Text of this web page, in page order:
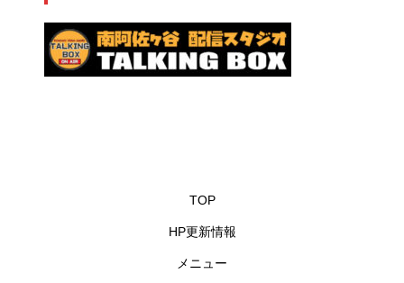
TOP
HP更新情報
メニュー